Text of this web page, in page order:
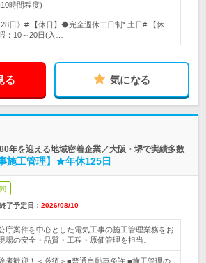
時間程度)
日》# 【休日】◆完全週休二日制* 土日# 【休
：10～20日(入…
る 気になる
年を迎える地域密着企業／大阪・堺で実績多数
施工管理】★年休125日
終了予定日： 2026/08/10
庁案件を中心とした電気工事の施工管理業務をお
場の安全・品質・工程・原価管理を担当。
者歓迎！＜必須＞■普通自動車免許 ■施工管理の